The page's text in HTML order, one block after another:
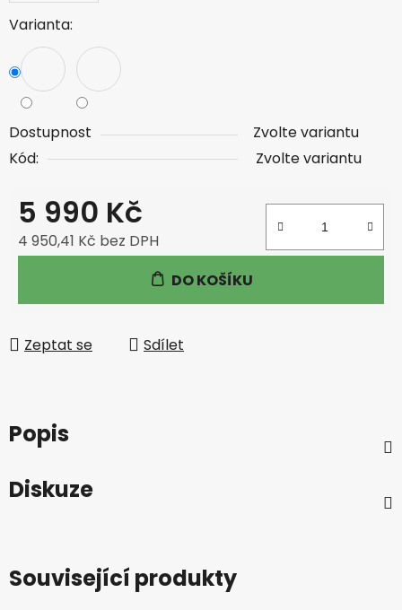
Varianta:
Dostupnost
Zvolte variantu
Kód:
Zvolte variantu
5 990 Kč
4 950,41 Kč bez DPH
DO KOŠÍKU
Zeptat se Sdílet
Popis
Diskuze
Související produkty